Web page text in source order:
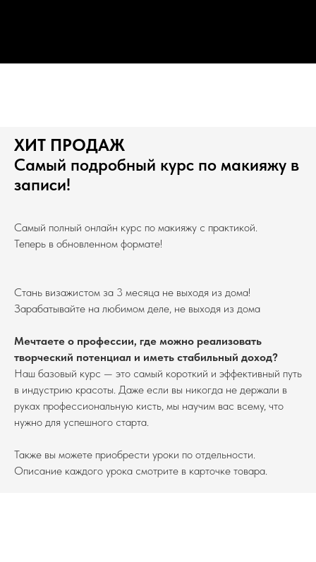
ХИТ ПРОДАЖ
Самый подробный курс по макияжу в
записи!
Самый полный онлайн курс по макияжу с практикой.
Теперь в обновленном формате!
Стань визажистом за 3 месяца не выходя из дома!
Зарабатывайте на любимом деле, не выходя из дома
Мечтаете о профессии, где можно реализовать
творческий потенциал и иметь стабильный доход?
Наш базовый курс — это самый короткий и эффективный путь
в индустрию красоты. Даже если вы никогда не держали в
руках профессиональную кисть, мы научим вас всему, что
нужно для успешного старта.
Также вы можете приобрести уроки по отдельности.
Описание каждого урока смотрите в карточке товара.